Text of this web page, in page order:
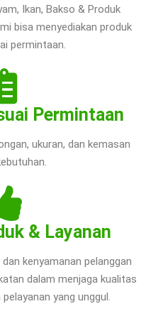
Ikan, Bakso & Produk
bisa menyediakan produk
permintaan.
Permintaan
ukuran, dan kemasan
& Layanan
kenyamanan pelanggan
dalam menjaga kualitas
yang unggul.